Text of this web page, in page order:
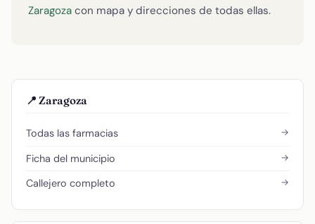
Zaragoza con mapa y direcciones de todas ellas.
📍 Zaragoza
Todas las farmacias →
Ficha del municipio →
Callejero completo →